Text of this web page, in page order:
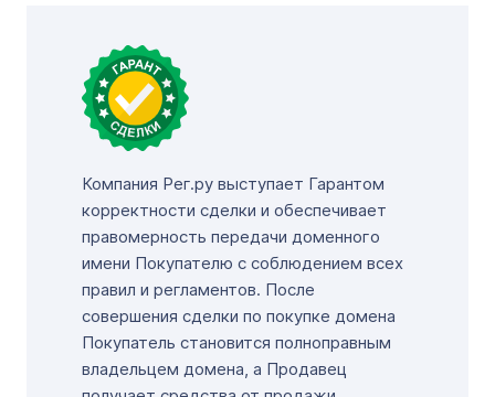
Компания Рег.ру выступает Гарантом
корректности сделки и обеспечивает
правомерность передачи доменного
имени Покупателю с соблюдением всех
правил и регламентов. После
совершения сделки по покупке домена
Покупатель становится полноправным
владельцем домена, а Продавец